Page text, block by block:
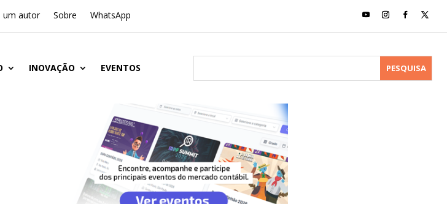
um autor Sobre WhatsApp
INOVAÇÃO EVENTOS